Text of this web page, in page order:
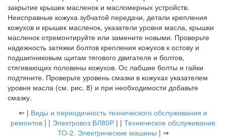
закрытие крышек масленок и масломерных устройств.
Неисправные кожуха зубчатой передачи, детали крепления
кожухов и крышек масленок, указатели уровня масла, крышки
масленок отремонтируйте или замените новыми. Проверьте
надежность затяжки болтов крепления кожухов к остову и
подшипниковым щитам тягового двигателя и болтов,
стягивающих половины кожухов. Ос лабшие болты и гайки
подтяните. Проверьте уровень смазки в кожухах указателем
уровня масла (см. рис. 8) и при необходимости добавьте
смазку.
⇐ | Виды и периодичность технического обслуживания и
ремонтов | | Электровоз ВЛ80Р | | Техническое обслуживание
ТО-2. Электрические машины | ⇒